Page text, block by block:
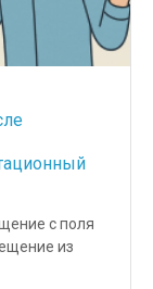
с поля
из